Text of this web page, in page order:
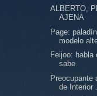
ALBERTO,
AJENA
Page:
modelo
Feijoo:
sabe
Preocupante
de Interior